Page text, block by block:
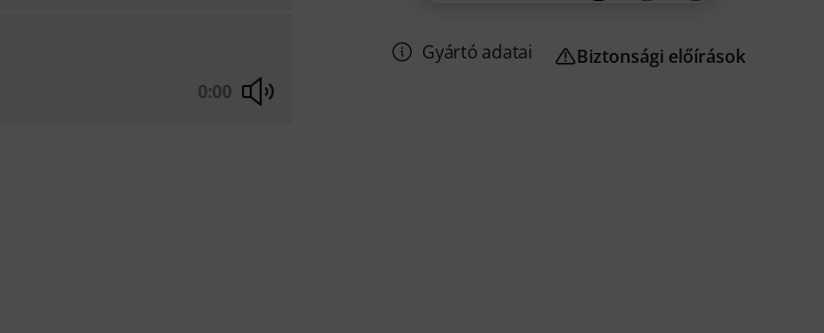
0:00
Gyártó adatai Biztonsági előírások